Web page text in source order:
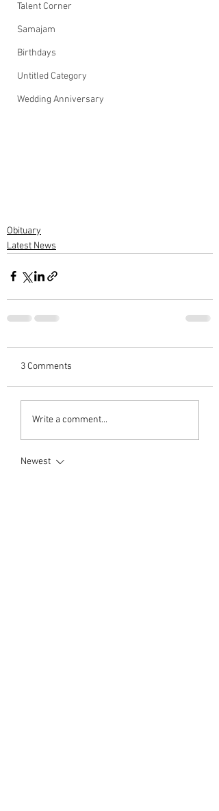
Talent Corner
Samajam
Birthdays
Untitled Category
Wedding Anniversary
Obituary
Latest News
3 Comments
Write a comment...
Newest